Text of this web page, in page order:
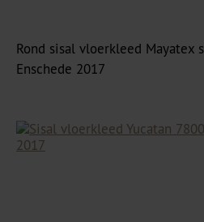
Rond sisal vloerkleed Mayatex
Enschede 2017